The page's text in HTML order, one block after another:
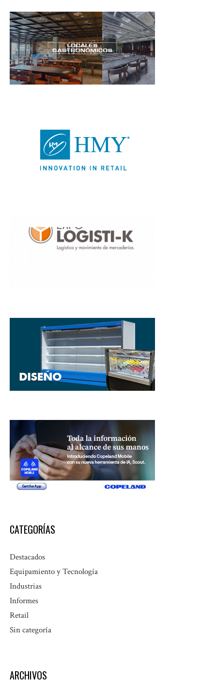
CATEGORÍAS
Destacados
Equipamiento y Tecnología
Industrias
Informes
Retail
Sin categoría
ARCHIVOS